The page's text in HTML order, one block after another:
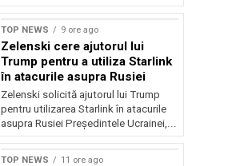
TOP NEWS 9 ore ago
Zelenski cere ajutorul lui
Trump pentru a utiliza Starlink
în atacurile asupra Rusiei
Zelenski solicită ajutorul lui Trump
pentru utilizarea Starlink în atacurile
asupra Rusiei Președintele Ucrainei,...
TOP NEWS 11 ore ago